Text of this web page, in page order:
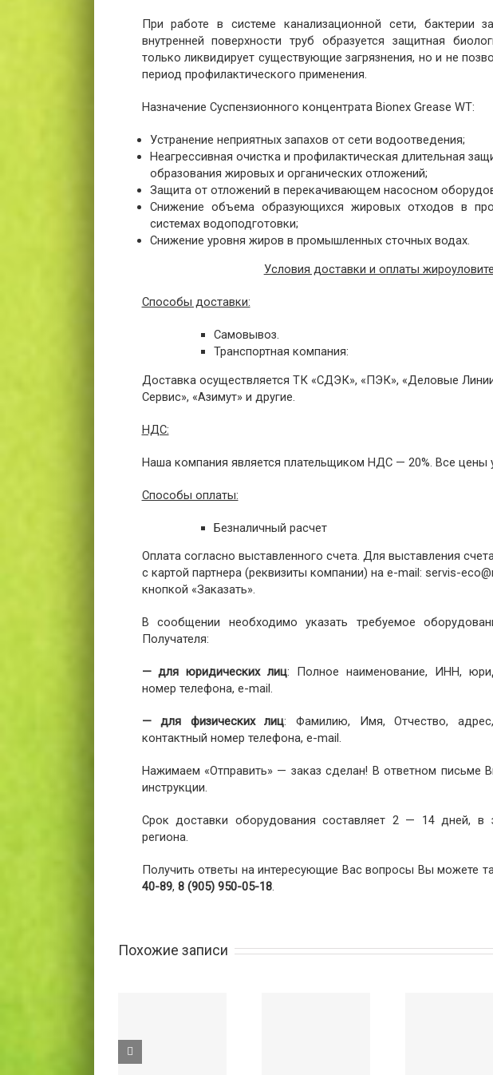
При работе в системе канализационной сети, бактерии
внутренней поверхности труб образуется защитная
только ликвидирует существующие загрязнения, но и не
период профилактического применения.
Назначение Суспензионного концентрата Bionex Grease WT:
Устранение неприятных запахов от сети водоотведения;
Неагрессивная очистка и профилактическая длительная
образования жировых и органических отложений;
Защита от отложений в перекачивающем насосном
Снижение объема образующихся жировых отходов в
системах водоподготовки;
Снижение уровня жиров в промышленных сточных водах.
Условия доставки и оплаты
Способы доставки:
Самовывоз.
Транспортная компания:
Доставка осуществляется ТК «СДЭК», «ПЭК», «Деловые
Сервис», «Азимут» и другие.
НДС:
Наша компания является плательщиком НДС — 20%. Все цены
Способы оплаты:
Безналичный расчет
Оплата согласно выставленного счета. Для выставления
с картой партнера (реквизиты компании) на e-mail: servis-
кнопкой «Заказать».
В сообщении необходимо указать требуемое
Получателя:
— для юридических лиц: Полное наименование, ИНН,
номер телефона, e-mail.
— для физических лиц: Фамилию, Имя, Отчество,
контактный номер телефона, e-mail.
Нажимаем «Отправить» — заказ сделан! В ответном письме
инструкции.
Срок доставки оборудования составляет 2 — 14 дней, в
региона.
Получить ответы на интересующие Вас вопросы Вы можете
40-89, 8 (905) 950-05-18.
Похожие записи